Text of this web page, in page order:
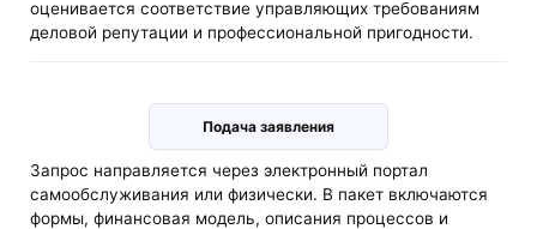
оценивается соответствие управляющих требованиям
деловой репутации и профессиональной пригодности.
Подача заявления
Запрос направляется через электронный портал
самообслуживания или физически. В пакет включаются
формы, финансовая модель, описания процессов и